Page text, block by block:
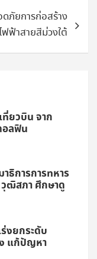
ภัยการก่อสร้าง
ฟฟ้าสายสีม่วงใต้
ยวบิน จาก
ลฟิน
ธิการการทหาร
ฒิสภา ศึกษาดู
งยกระดับ
แก้ปัญหา